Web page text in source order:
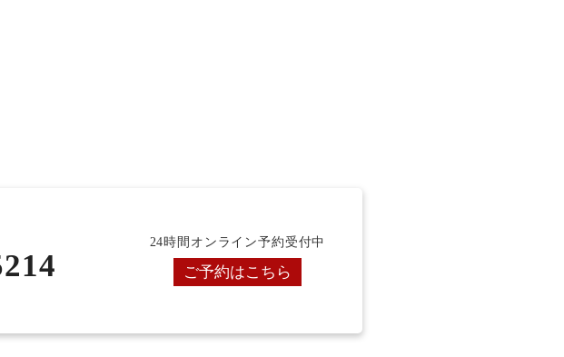
24時間オンライン予約受付中
ご予約はこちら